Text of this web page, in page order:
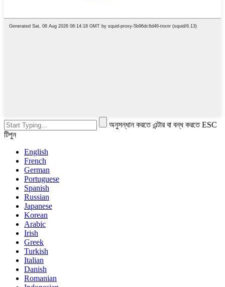
অনুসন্ধান করতে এন্টার বা বন্ধ করতে ESC
টিপুন
English
French
German
Portuguese
Spanish
Russian
Japanese
Korean
Arabic
Irish
Greek
Turkish
Italian
Danish
Romanian